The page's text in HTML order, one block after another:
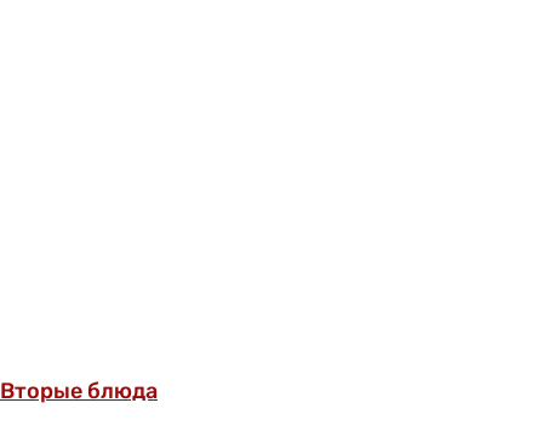
Вторые блюда